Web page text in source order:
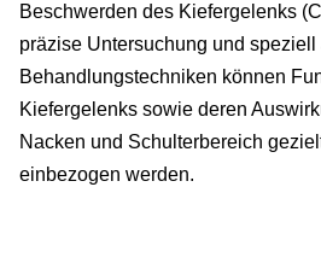
Beschwerden des Kiefergelenks
präzise Untersuchung und speziell
Behandlungstechniken können
Kiefergelenks sowie deren
Nacken und Schulterbereich
einbezogen werden.